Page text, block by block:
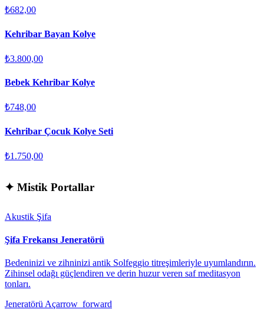
₺682,00
Kehribar Bayan Kolye
₺3.800,00
Bebek Kehribar Kolye
₺748,00
Kehribar Çocuk Kolye Seti
₺1.750,00
✦ Mistik Portallar
Akustik Şifa
Şifa Frekansı Jeneratörü
Bedeninizi ve zihninizi antik Solfeggio titreşimleriyle uyumlandırın.
Zihinsel odağı güçlendiren ve derin huzur veren saf meditasyon
tonları.
Jeneratörü Açarrow_forward